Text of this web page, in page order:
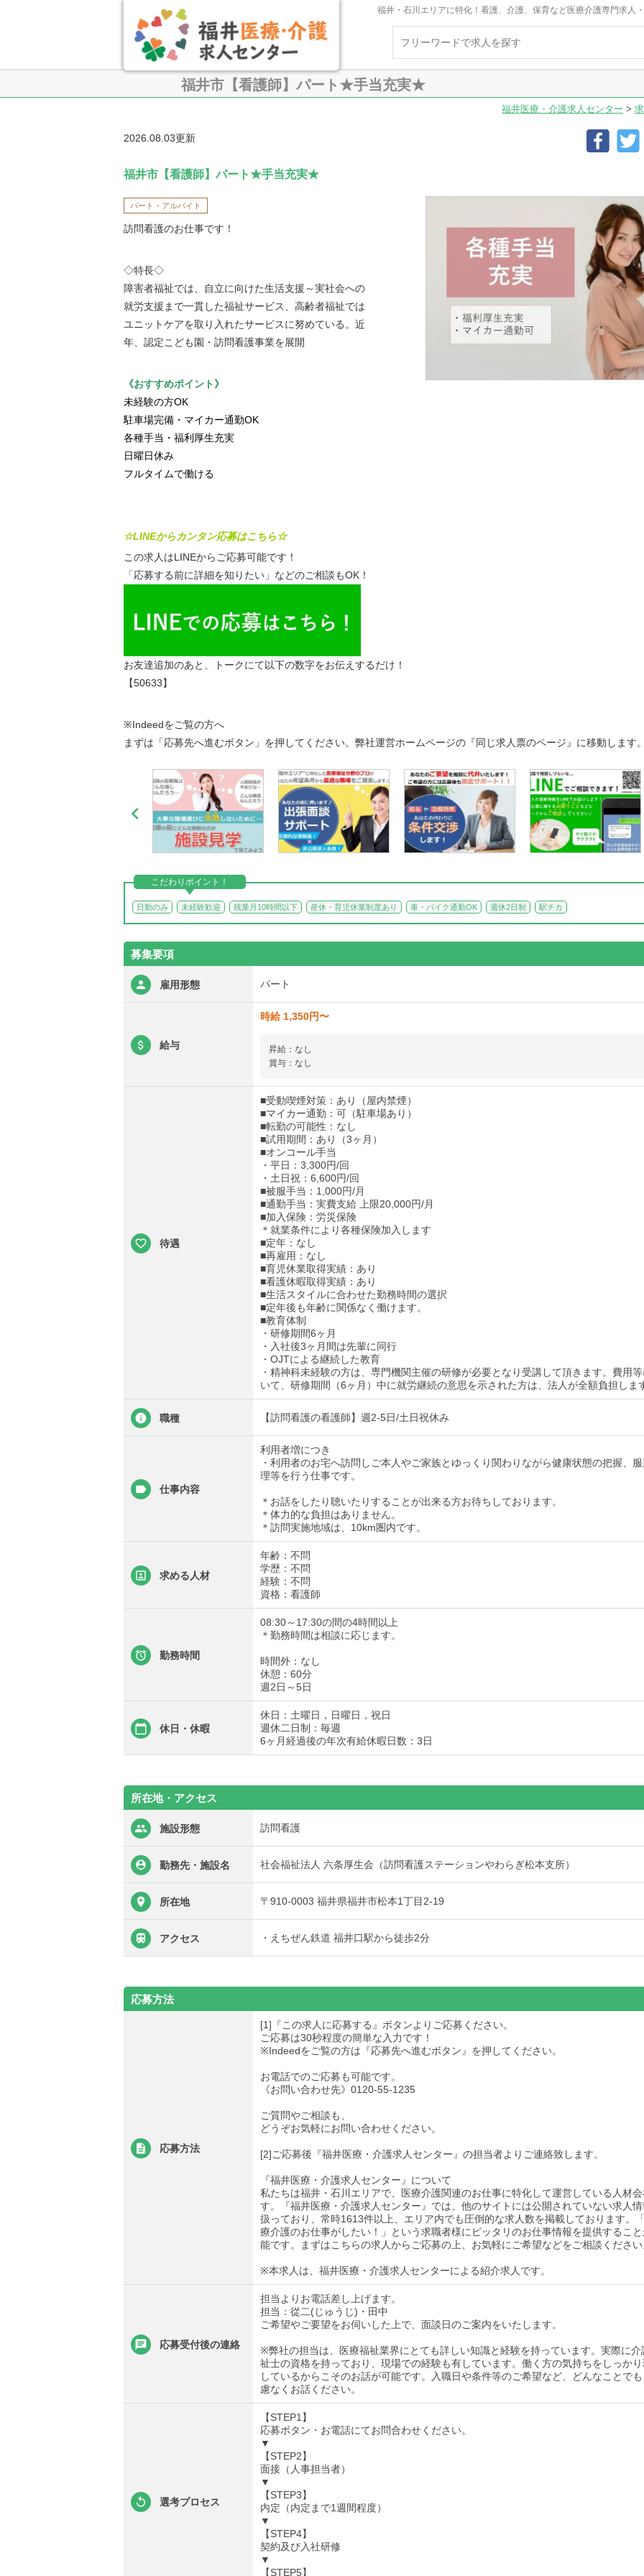
福井・石川エリアに特化！看護、介護、保育など医療介護専門求人
福井市【看護師】パート★手当充実★
福井医療・介護求人センター >
2026.08.03更新
福井市【看護師】パート★手当充実★
パート・アルバイト
訪問看護のお仕事です！
◇特長◇
障害者福祉では、自立に向けた生活支援～実社会への
就労支援まで一貫した福祉サービス、高齢者福祉では
ユニットケアを取り入れたサービスに努めている。近
年、認定こども園・訪問看護事業を展開
《おすすめポイント》
未経験の方OK
駐車場完備・マイカー通勤OK
各種手当・福利厚生充実
日曜日休み
フルタイムで働ける
☆LINEからカンタン応募はこちら☆
この求人はLINEからご応募可能です！
「応募する前に詳細を知りたい」などのご相談もOK！
お友達追加のあと、トークにて以下の数字をお伝えするだけ！
【50633】
※Indeedをご覧の方へ
まずは「応募先へ進むボタン」を押してください。弊社運営ホームページの『同じ求人票のページ』に移動します

こだわりポイント！
日勤のみ 未経験歓迎 残業月10時間以下 産休・育児休業制度あり 車・バイク通勤OK 週休2日制 駅チカ
募集要項
雇用形態 パート
給与
時給 1,350円〜
昇給：なし
賞与：なし
待遇
■受動喫煙対策：あり（屋内禁煙）
■マイカー通勤：可（駐車場あり）
■転勤の可能性：なし
■試用期間：あり（3ヶ月）
■オンコール手当
・平日：3,300円/回
・土日祝：6,600円/回
■被服手当：1,000円/月
■通勤手当：実費支給 上限20,000円/月
■加入保険：労災保険
＊就業条件により各種保険加入します
■定年：なし
■再雇用：なし
■育児休業取得実績：あり
■看護休暇取得実績：あり
■生活スタイルに合わせた勤務時間の選択
■定年後も年齢に関係なく働けます。
■教育体制
・研修期間6ヶ月
・入社後3ヶ月間は先輩に同行
・OJTによる継続した教育
・精神科未経験の方は、専門機関主催の研修が必要となり受講して頂きます。費用
いて、研修期間（6ヶ月）中に就労継続の意思を示された方は、法人が全額負担しま
職種 【訪問看護の看護師】週2-5日/土日祝休み
仕事内容
利用者増につき
・利用者のお宅へ訪問しご本人やご家族とゆっくり関わりながら健康状態の把握、
理等を行う仕事です。
＊お話をしたり聴いたりすることが出来る方お待ちしております。
＊体力的な負担はありません。
＊訪問実施地域は、10km圏内です。
求める人材
年齢：不問
学歴：不問
経験：不問
資格：看護師
勤務時間
08:30～17:30の間の4時間以上
＊勤務時間は相談に応じます。
時間外：なし
休憩：60分
週2日～5日
休日・休暇
休日：土曜日，日曜日，祝日
週休二日制：毎週
6ヶ月経過後の年次有給休暇日数：3日
所在地・アクセス
施設形態 訪問看護
勤務先・施設名 社会福祉法人 六条厚生会（訪問看護ステーションやわらぎ松本支所）
所在地 〒910-0003 福井県福井市松本1丁目2-19
アクセス ・えちぜん鉄道 福井口駅から徒歩2分
応募方法
応募方法
[1]『この求人に応募する』ボタンよりご応募ください。
ご応募は30秒程度の簡単な入力です！
※Indeedをご覧の方は『応募先へ進むボタン』を押してください。
お電話でのご応募も可能です。
《お問い合わせ先》0120-55-1235
ご質問やご相談も、
どうぞお気軽にお問い合わせください。
[2]ご応募後『福井医療・介護求人センター』の担当者よりご連絡致します。
『福井医療・介護求人センター』について
私たちは福井・石川エリアで、医療介護関連のお仕事に特化して運営している人材
す。『福井医療・介護求人センター』では、他のサイトには公開されていない求人
扱っており、常時1613件以上、エリア内でも圧倒的な求人数を掲載しております。
療介護のお仕事がしたい！」という求職者様にピッタリのお仕事情報を提供するこ
能です。まずはこちらの求人からご応募の上、お気軽にご希望などをご相談くださ
※本求人は、福井医療・介護求人センターによる紹介求人です。
応募受付後の連絡
担当よりお電話差し上げます。
担当：從二(じゅうじ)・田中
ご希望やご要望をお伺いした上で、面談日のご案内をいたします。
※弊社の担当は、医療福祉業界にとても詳しい知識と経験を持っています。実際に介
祉士の資格を持っており、現場での経験も有しています。働く方の気持ちをしっか
しているからこそのお話が可能です。入職日や条件等のご希望など、どんなことで
慮なくお話ください。
選考プロセス
【STEP1】
応募ボタン・お電話にてお問合わせください。
▼
【STEP2】
面接（人事担当者）
▼
【STEP3】
内定（内定まで1週間程度）
▼
【STEP4】
契約及び入社研修
▼
【STEP5】